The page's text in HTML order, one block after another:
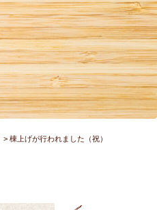
棟上げが行われました（祝）